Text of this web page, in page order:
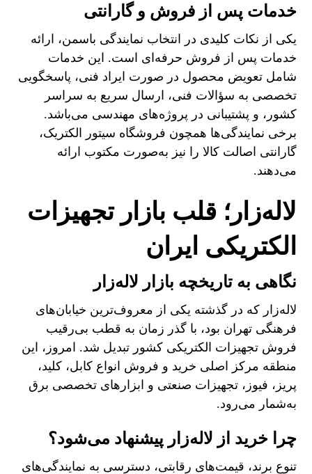
خدمات پس از فروش و گارانتی
یکی از نکات کلیدی در انتخاب نمایندگی باسمن، ارائه
خدمات پس از فروش حرفه‌ای است. این خدمات
شامل تعویض محصول در صورت ایراد فنی، پاسخگویی
تخصصی به سؤالات فنی، ارسال سریع به سراسر
کشور، و پشتیبانی در پروژه‌های مهندسی می‌باشد.
برخی نمایندگی‌ها همچون فروشگاه سیتور الکتریک،
گارانتی اصالت کالا را نیز به‌صورت مکتوب ارائه
می‌دهند.
لاله‌زار؛ قلب بازار تجهیزات
الکتریکی ایران
نگاهی به تاریخچه بازار لاله‌زار
لاله‌زار که در گذشته یکی از معروف‌ترین خیابان‌های
فرهنگی تهران بود، با گذر زمان به قطب بی‌رقیب
فروش تجهیزات الکتریکی کشور تبدیل شد. امروز، این
منطقه مرکز اصلی خرید و فروش انواع کابل، کلید،
پریز، فیوز، تجهیزات صنعتی و ابزارهای تخصصی برق
به‌شمار می‌رود.
چرا خرید از لاله‌زار پیشنهاد می‌شود؟
تنوع برند، قیمت‌های رقابتی، دسترسی به نمایندگی‌های